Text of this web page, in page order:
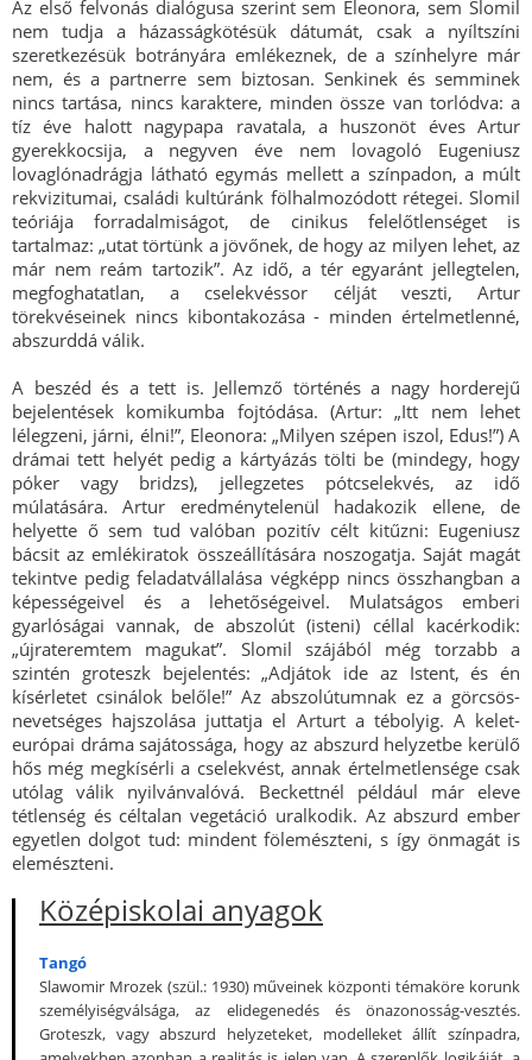
Az első felvonás dialógusa szerint sem Eleonora, sem Slomil
nem tudja a házasságkötésük dátumát, csak a nyíltszíni
szeretkezésük botrányára emlékeznek, de a színhelyre már
nem, és a partnerre sem biztosan. Senkinek és semminek
nincs tartása, nincs karaktere, minden össze van torlódva: a
tíz éve halott nagypapa ravatala, a huszonöt éves Artur
gyerekkocsija, a negyven éve nem lovagoló Eugeniusz
lovaglónadrágja látható egymás mellett a színpadon, a múlt
rekvizitumai, családi kultúránk fölhalmozódott rétegei. Slomil
teóriája forradalmiságot, de cinikus felelőtlenséget is
tartalmaz: „utat törtünk a jövőnek, de hogy az milyen lehet, az
már nem reám tartozik”. Az idő, a tér egyaránt jellegtelen,
megfoghatatlan, a cselekvéssor célját veszti, Artur
törekvéseinek nincs kibontakozása - minden értelmetlenné,
abszurddá válik.
A beszéd és a tett is. Jellemző történés a nagy horderejű
bejelentések komikumba fojtódása. (Artur: „Itt nem lehet
lélegzeni, járni, élni!”, Eleonora: „Milyen szépen iszol, Edus!”) A
drámai tett helyét pedig a kártyázás tölti be (mindegy, hogy
póker vagy bridzs), jellegzetes pótcselekvés, az idő
múlatására. Artur eredménytelenül hadakozik ellene, de
helyette ő sem tud valóban pozitív célt kitűzni: Eugeniusz
bácsit az emlékiratok összeállítására noszogatja. Saját magát
tekintve pedig feladatvállalása végképp nincs összhangban a
képességeivel és a lehetőségeivel. Mulatságos emberi
gyarlóságai vannak, de abszolút (isteni) céllal kacérkodik:
„újrateremtem magukat”. Slomil szájából még torzabb a
szintén groteszk bejelentés: „Adjátok ide az Istent, és én
kísérletet csinálok belőle!” Az abszolútumnak ez a görcsös-
nevetséges hajszolása juttatja el Arturt a tébolyig. A kelet-
európai dráma sajátossága, hogy az abszurd helyzetbe kerülő
hős még megkísérli a cselekvést, annak értelmetlensége csak
utólag válik nyilvánvalóvá. Beckettnél például már eleve
tétlenség és céltalan vegetáció uralkodik. Az abszurd ember
egyetlen dolgot tud: mindent fölemészteni, s így önmagát is
elemészteni.
Középiskolai anyagok
Tangó
Slawomir Mrozek (szül.: 1930) műveinek központi témaköre korunk
személyiségválsága, az elidegenedés és önazonosság-vesztés.
Groteszk, vagy abszurd helyzeteket, modelleket állít színpadra,